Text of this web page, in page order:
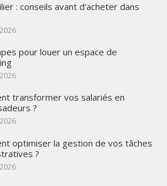
: conseils avant d’acheter dans
pour louer un espace de
transformer vos salariés en
?
optimiser la gestion de vos tâches
?